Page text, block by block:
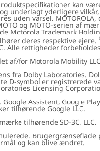
kan
underlagt yderligere
uden varsel. MOTOROLA,
og MOTO-serien af
Motorola Trademark
deres respektive ejere.
Alle rettigheder
af/for Motorola Mobility
fra Dolby Laboratories.
D-symbol er registrerede
Licensing
Google Assistent, Google
tilhørende Google LLC.
tilhørende SD-3C, LLC.
Brugergrænseflade
og kan blive ændret.